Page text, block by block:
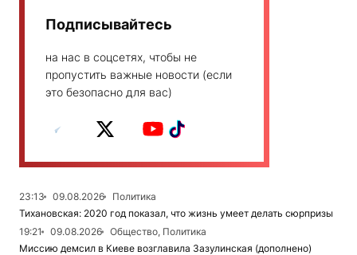
Подписывайтесь
на нас в соцсетях, чтобы не
пропустить важные новости (если
это безопасно для вас)
23:13 09.08.2026
Политика
Тихановская: 2020 год показал, что жизнь умеет делать сюрпризы
19:21
09.08.2026
Общество, Политика
Миссию демсил в Киеве возглавила Зазулинская (дополнено)